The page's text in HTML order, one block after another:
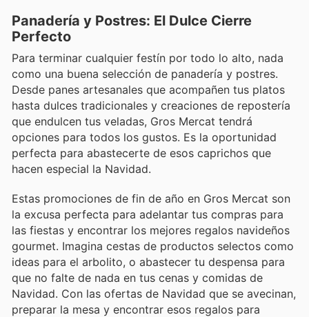
Panadería y Postres: El Dulce Cierre
Perfecto
Para terminar cualquier festín por todo lo alto, nada
como una buena selección de panadería y postres.
Desde panes artesanales que acompañen tus platos
hasta dulces tradicionales y creaciones de repostería
que endulcen tus veladas, Gros Mercat tendrá
opciones para todos los gustos. Es la oportunidad
perfecta para abastecerte de esos caprichos que
hacen especial la Navidad.
Estas promociones de fin de año en Gros Mercat son
la excusa perfecta para adelantar tus compras para
las fiestas y encontrar los mejores regalos navideños
gourmet. Imagina cestas de productos selectos como
ideas para el arbolito, o abastecer tu despensa para
que no falte de nada en tus cenas y comidas de
Navidad. Con las ofertas de Navidad que se avecinan,
preparar la mesa y encontrar esos regalos para